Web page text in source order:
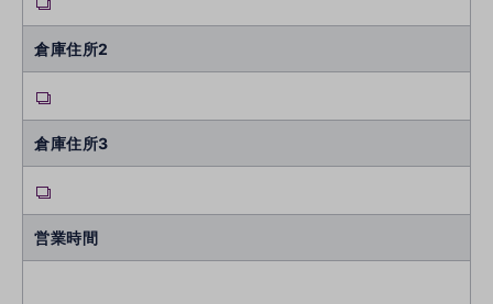
倉庫住所2
倉庫住所3
営業時間